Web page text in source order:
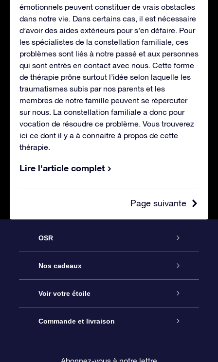
émotionnels peuvent constituer de vrais obstacles
dans notre vie. Dans certains cas, il est nécessaire
d’avoir des aides extérieurs pour s’en défaire. Pour
les spécialistes de la constellation familiale, ces
problèmes sont liés à notre passé et aux personnes
qui sont entrés en contact avec nous. Cette forme
de thérapie prône surtout l’idée selon laquelle les
traumatismes subis par nos parents et les
membres de notre famille peuvent se répercuter
sur nous. La constellation familiale a donc pour
vocation de résoudre ce problème. Vous trouverez
ici ce dont il y a à connaitre à propos de cette
thérapie.
Lire l'article complet
Page suivante
OSR
Service
À propos de l’OSR
Nous contacter
Nos cadeaux
Cadeau d’étoile en ligne
Coffret cadeau OSR
Voir votre étoile
Registre des étoiles
Commande et livraison